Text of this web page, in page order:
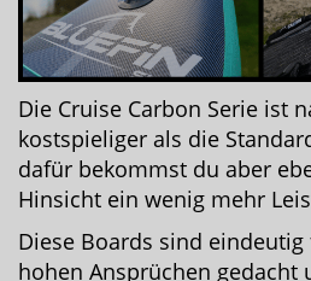
Die Cruise Carbon Serie ist
kostspieliger als die
dafür bekommst du aber
Hinsicht ein wenig mehr
Diese Boards sind
hohen Ansprüchen gedacht